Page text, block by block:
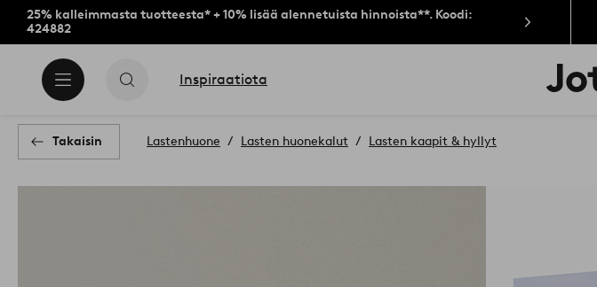
25% kalleimmasta tuotteesta* + 10% lisää alennetuista hinnoista**. Koodi:
424882
Inspiraatiota
Jotex-
logo
Takaisin Lastenhuone Lasten huonekalut Lasten kaapit & hyllyt